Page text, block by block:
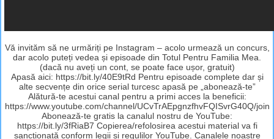
Vă invităm să ne urmăriți pe Instagram – acolo urmează un concurs,
dar acolo puteți vedea și episoade din Totul Pentru Familia Mea.
(dacă nu aveți un cont, se poate face ușor, gratuit)
Apasă aici: https://bit.ly/40E9tRd Pentru episoade complete dar și
alte secvențe din orice serial turcesc apasă pe „abonează-te”
Alătură-te acestui canal pentru a primi acces la beneficii:
https://www.youtube.com/channel/UCvTrAEpgnzfhvFQISvrG40Q/join
Abonează-te gratis la canalul nostru de YouTube:
https://bit.ly/3fRiaB7 Copierea/refolosirea acestui material va fi
sancționată conform legii și regulilor YouTube. Canalele noastre